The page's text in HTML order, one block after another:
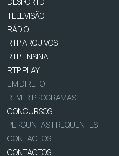
TELEVISÃO
RÁDIO
RTP ARQUIVOS
RTP ENSINA
RTP PLAY
EM DIRETO
REVER PROGRAMAS
CONCURSOS
PERGUNTAS FREQUENTES
CONTACTOS
CONTACTOS